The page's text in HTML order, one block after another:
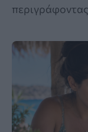
περιγράφοντας